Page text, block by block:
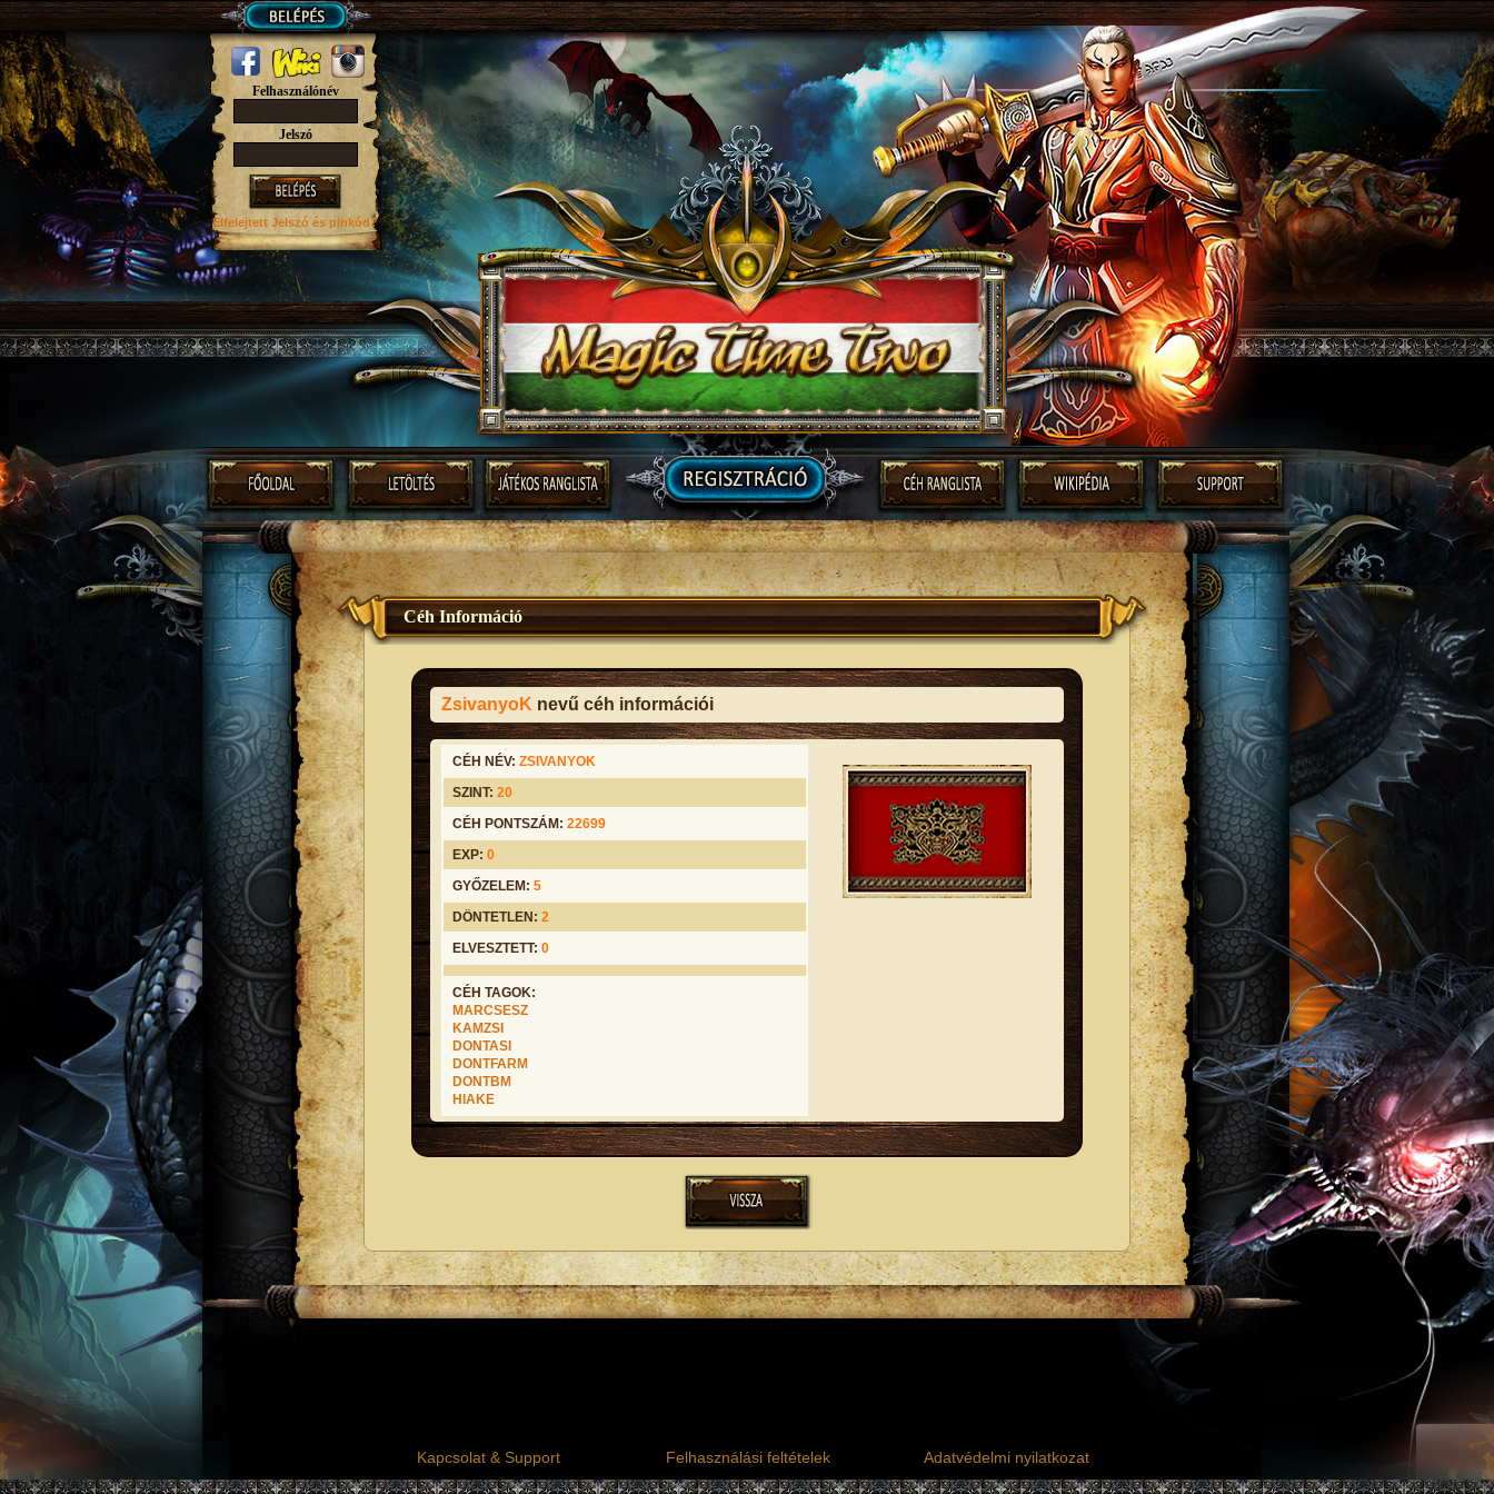
Felhasználónév
Jelszó
Elfelejtett Jelszó és pinkód?
Céh Információ
ZsivanyoK nevű céh információi
CÉH NÉV: ZSIVANYOK
SZINT: 20
CÉH PONTSZÁM: 22699
EXP: 0
GYŐZELEM: 5
DÖNTETLEN: 2
ELVESZTETT: 0
CÉH TAGOK:
MARCSESZ
KAMZSI
DONTASI
DONTFARM
DONTBM
HIAKE
Kapcsolat & Support Felhasználási feltételek Adatvédelmi nyilatkozat